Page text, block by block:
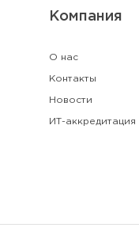
Компания
О нас
Контакты
Новости
ИТ-аккредитация